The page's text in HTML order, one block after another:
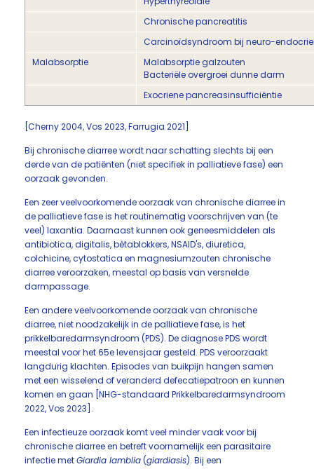
Chronische pancreatitis
Carcinoïdsyndroom bij neuro-
Malabsorptie
Malabsorptie galzouten
Bacteriële overgroei dunne darm
Exocriene pancreasinsufficiëntie
[Cherny 2004, Vos 2023, Farrugia 2021]
Bij chronische diarree wordt naar schatting slechts bij een
derde van de patiënten (niet specifiek in palliatieve fase) een
oorzaak gevonden.
Een zeer veelvoorkomende oorzaak van chronische diarree in
de palliatieve fase is het routinematig voorschrijven van (te
veel) laxantia. Daarnaast kunnen ook geneesmiddelen als
antibiotica, digitalis, bètablokkers, NSAID's, diuretica,
colchicine, cytostatica en magnesiumzouten chronische
diarree veroorzaken, meestal op basis van versnelde
darmpassage.
Een andere veelvoorkomende oorzaak van chronische
diarree, niet noodzakelijk in de palliatieve fase, is het
prikkelbaredarmsyndroom (PDS). De diagnose PDS wordt
meestal voor het 65e levensjaar gesteld. PDS veroorzaakt
langdurig klachten. Episodes van buikpijn hangen samen
met een wisselend of veranderd defecatiepatroon en kunnen
komen en gaan [NHG-standaard Prikkelbaredarmsyndroom
2022, Vos 2023].
Een infectieuze oorzaak komt veel minder vaak voor bij
chronische diarree en betreft voornamelijk een parasitaire
infectie metGiardia lamblia(giardiasis). Bij een